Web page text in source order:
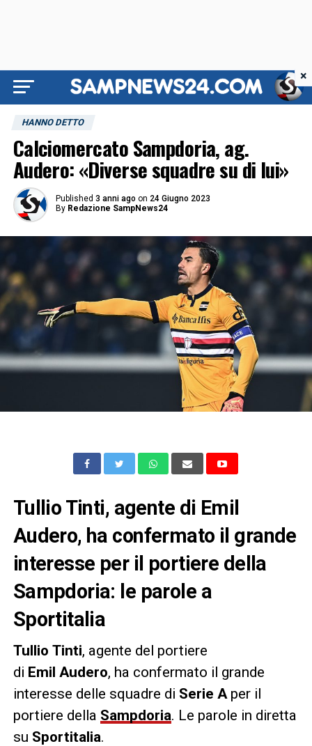
HANNO DETTO
Calciomercato Sampdoria, ag.
Audero: «Diverse squadre su di lui»
Published 3 anni ago on 24 Giugno 2023
By Redazione SampNews24
Tullio Tinti, agente di Emil
Audero, ha confermato il grande
interesse per il portiere della
Sampdoria: le parole a
Sportitalia
Tullio Tinti, agente del portiere
di Emil Audero, ha confermato il grande
interesse delle squadre di Serie Aper il
portiere della Sampdoria. Le parole in diretta
su Sportitalia.
×